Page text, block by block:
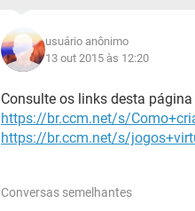
usuário anônimo
13 out 2015 às 12:20
Consulte os links desta página
https://br.ccm.net/s/
https://br.ccm.net/s/
Conversas semelhantes